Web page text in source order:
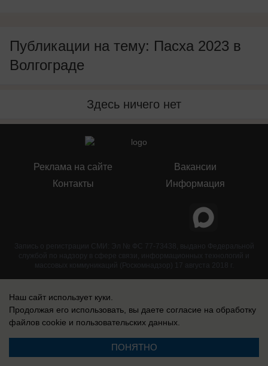
Публикации на тему: Пасха 2023 в
Волгограде
Здесь ничего нет
Реклама на сайте
Контакты
Вакансии
Информация
Запись о регистрации СМИ: Эл № ФС 77-73438, выдано Федеральной
службой по надзору в сфере связи, информационных технологий и
массовых коммуникаций (Роскомнадзор) 17 августа 2018 г.
Наш сайт использует куки.
Продолжая его использовать, вы даете согласие на обработку
файлов cookie и пользовательских данных.
ПОНЯТНО